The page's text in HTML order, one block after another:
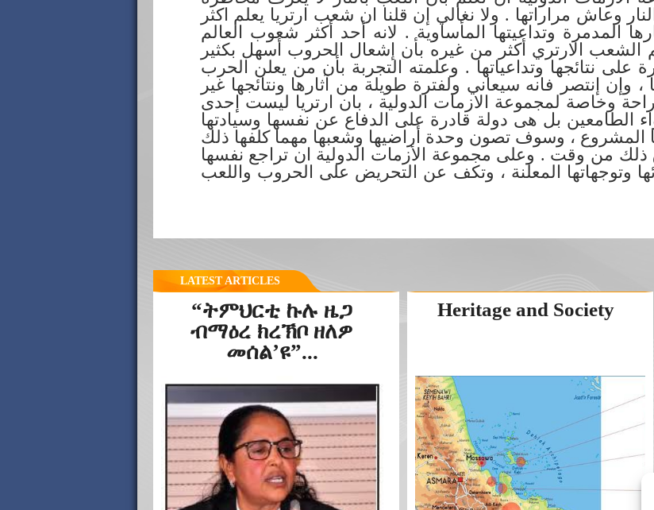
وعاش مراراتها . ولا نغالي إن قلنا ان شعب ارتريا يعلم اكثر
المدمرة وتداعيتها المأساوية . لانه أحد أكثر شعوب العالم
الشعب الارتري أكثر من غيره بأن إشعال الحروب أسهل بكثير
على نتائجها وتداعياتها . وعلمته التجربة بأن من يعلن الحرب
وإن إنتصر فانه سيعاني ولفترة طويلة من آثارها ونتائجها غير
وخاصة لمجموعة الازمات الدولية ، بان ارتريا ليست إحدى
الطامعين بل هى دولة قادرة على الدفاع عن نفسها وسيادتها
المشروع ، وسوف تصون وحدة أراضيها وشعبها مهما كلفها ذلك
من وقت . وعلى مجموعة الأزمات الدولية ان تراجع نفسها
وتوجهاتها المعلنة ، وتكف عن التحريض على الحروب واللعب
LATEST ARTICLES
“ትምህርቲ ኩሉ ዜጋ
ብማዕረ ክረኽቦ ዘለዎ
መሰል’ዩ”...
Heritage and Society